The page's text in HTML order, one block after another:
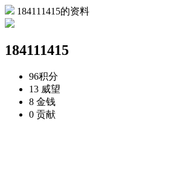
184111415的资料
184111415
96积分
13 威望
8 金钱
0 贡献